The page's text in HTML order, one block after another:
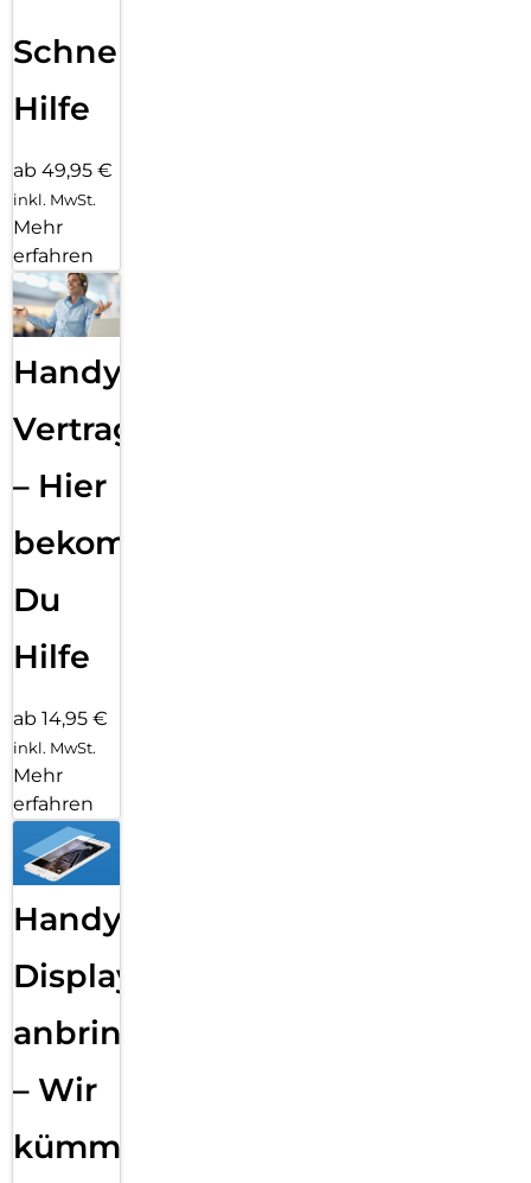
Schnelle
Hilfe
ab 49,95 €
inkl. MwSt.
Mehr
erfahren
Handy
Vertragsabwicklung
– Hier
bekommst
Du
Hilfe
ab 14,95 €
inkl. MwSt.
Mehr
erfahren
Handy
Displayfolie
anbringen
– Wir
kümmern